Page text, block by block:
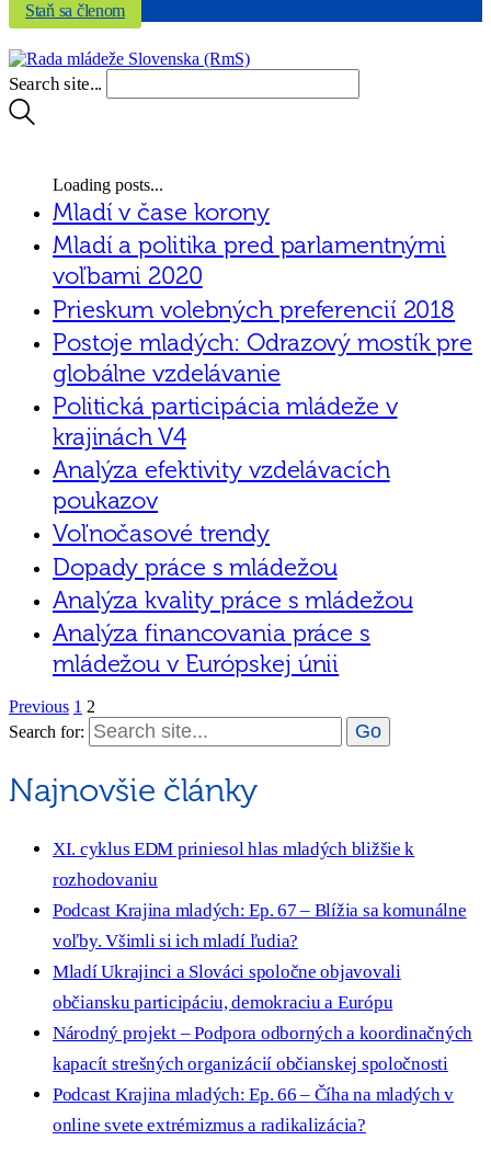
Staň sa členom
Search site...
Loading posts...
Mladí v čase korony
Mladí a politika pred parlamentnými
voľbami 2020
Prieskum volebných preferencií 2018
Postoje mladých: Odrazový mostík pre
globálne vzdelávanie
Politická participácia mládeže v
krajinách V4
Analýza efektivity vzdelávacích
poukazov
Voľnočasové trendy
Dopady práce s mládežou
Analýza kvality práce s mládežou
Analýza financovania práce s
mládežou v Európskej únii
Previous 1 2
Search for:
Najnovšie články
XI. cyklus EDM priniesol hlas mladých bližšie k
rozhodovaniu
Podcast Krajina mladých: Ep. 67 – Blížia sa komunálne
voľby. Všimli si ich mladí ľudia?
Mladí Ukrajinci a Slováci spoločne objavovali
občiansku participáciu, demokraciu a Európu
Národný projekt – Podpora odborných a koordinačných
kapacít strešných organizácií občianskej spoločnosti
Podcast Krajina mladých: Ep. 66 – Číha na mladých v
online svete extrémizmus a radikalizácia?